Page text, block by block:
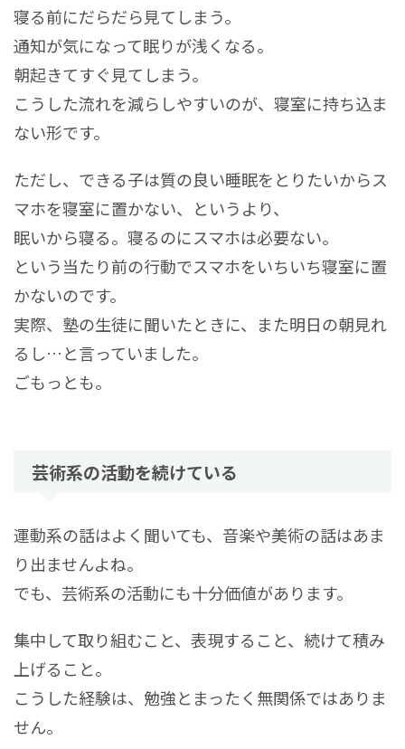
寝る前にだらだら見てしまう。
通知が気になって眠りが浅くなる。
朝起きてすぐ見てしまう。
こうした流れを減らしやすいのが、寝室に持ち込ま
ない形です。
ただし、できる子は質の良い睡眠をとりたいからス
マホを寝室に置かない、というより、
眠いから寝る。寝るのにスマホは必要ない。
という当たり前の行動でスマホをいちいち寝室に置
かないのです。
実際、塾の生徒に聞いたときに、また明日の朝見れ
るし…と言っていました。
ごもっとも。
芸術系の活動を続けている
運動系の話はよく聞いても、音楽や美術の話はあま
り出ませんよね。
でも、芸術系の活動にも十分価値があります。
集中して取り組むこと、表現すること、続けて積み
上げること。
こうした経験は、勉強とまったく無関係ではありま
せん。